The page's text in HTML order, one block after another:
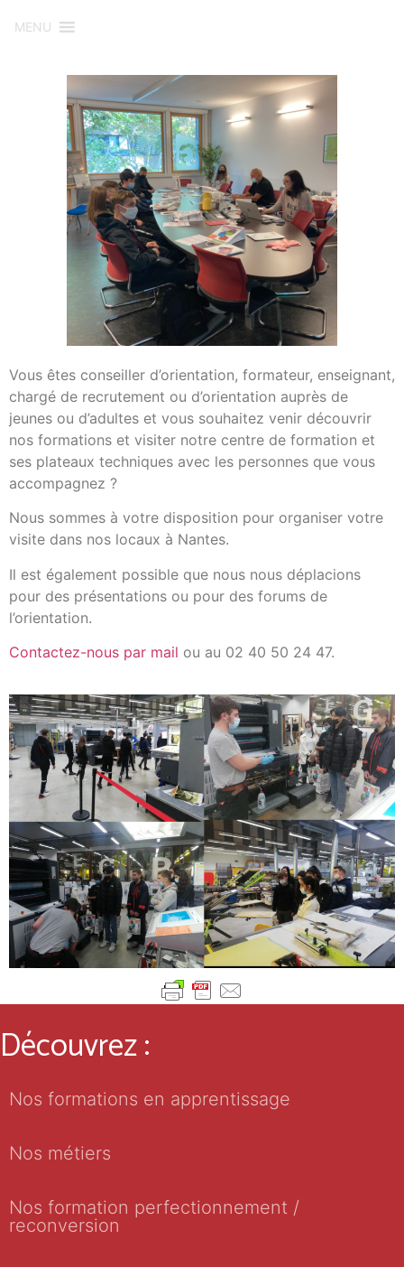
MENU
Vous êtes conseiller d’orientation, formateur, enseignant,
chargé de recrutement ou d’orientation auprès de
jeunes ou d’adultes et vous souhaitez venir découvrir
nos formations et visiter notre centre de formation et
ses plateaux techniques avec les personnes que vous
accompagnez ?
Nous sommes à votre disposition pour organiser votre
visite dans nos locaux à Nantes.
Il est également possible que nous nous déplacions
pour des présentations ou pour des forums de
l’orientation.
Contactez-nous par mail ou au 02 40 50 24 47.
Découvrez :
Nos formations en apprentissage
Nos métiers
Nos formation perfectionnement /
reconversion